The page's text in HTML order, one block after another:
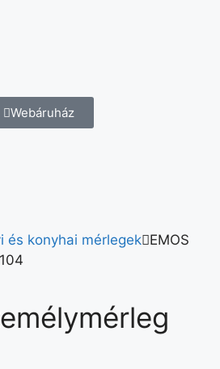
Webáruház
és konyhai mérlegek EMOS